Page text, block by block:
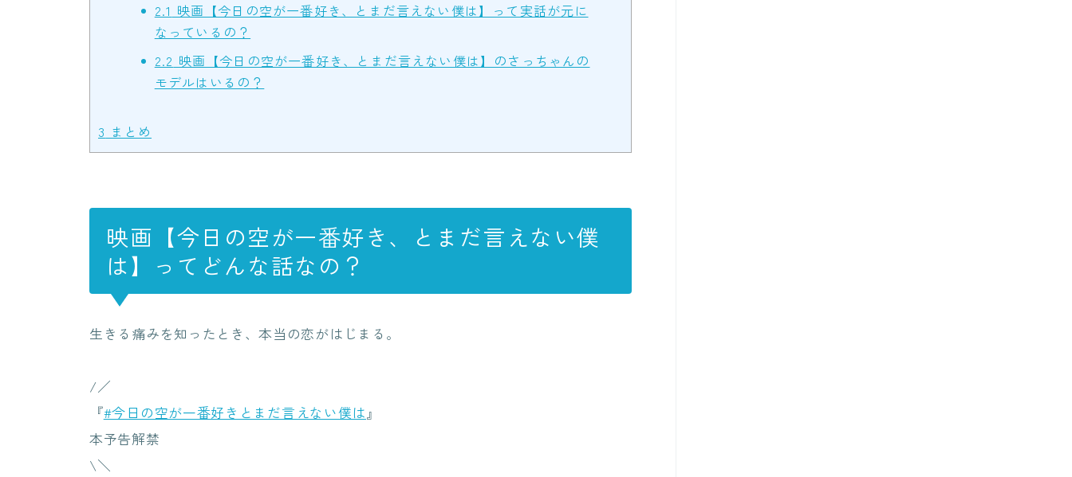
2.1 映画【今日の空が一番好き、とまだ言えない僕は】って実話が元に
なっているの？
2.2 映画【今日の空が一番好き、とまだ言えない僕は】のさっちゃんの
モデルはいるの？
3 まとめ
映画【今日の空が一番好き、とまだ言えない僕
は】ってどんな話なの？
生きる痛みを知ったとき、本当の恋がはじまる。
/／
『#今日の空が一番好きとまだ言えない僕は』
本予告解禁
\＼